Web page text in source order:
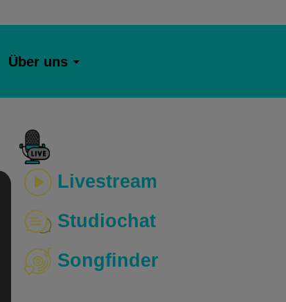
Über uns
Livestream
Studiochat
Songfinder